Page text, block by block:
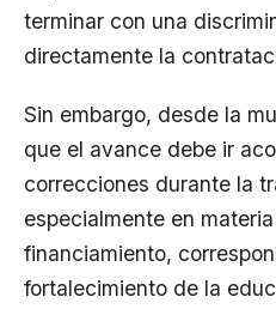
terminar con una
directamente la
Sin embargo, desde la
que el avance debe ir
correcciones durante la
especialmente en
financiamiento,
fortalecimiento de la